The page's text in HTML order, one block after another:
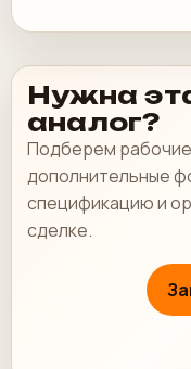
Нужна
аналог?
Подберем
дополнительные
спецификацию и
сделке.